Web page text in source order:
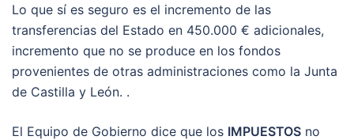
Lo que sí es seguro es el incremento de las
transferencias del Estado en 450.000 € adicionales,
incremento que no se produce en los fondos
provenientes de otras administraciones como la Junta
de Castilla y León. .
El Equipo de Gobierno dice que los IMPUESTOS no